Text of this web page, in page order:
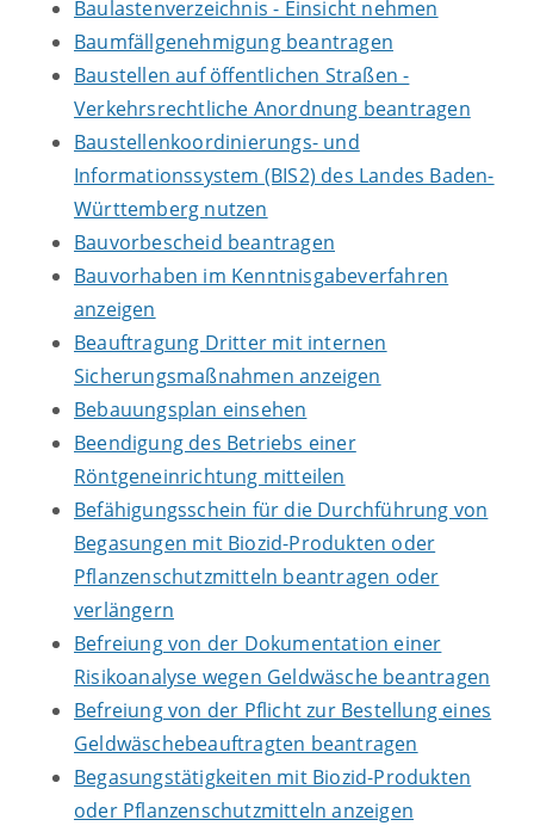
Baulastenverzeichnis - Einsicht nehmen
Baumfällgenehmigung beantragen
Baustellen auf öffentlichen Straßen -
Verkehrsrechtliche Anordnung beantragen
Baustellenkoordinierungs- und
Informationssystem (BIS2) des Landes Baden-
Württemberg nutzen
Bauvorbescheid beantragen
Bauvorhaben im Kenntnisgabeverfahren
anzeigen
Beauftragung Dritter mit internen
Sicherungsmaßnahmen anzeigen
Bebauungsplan einsehen
Beendigung des Betriebs einer
Röntgeneinrichtung mitteilen
Befähigungsschein für die Durchführung von
Begasungen mit Biozid-Produkten oder
Pflanzenschutzmitteln beantragen oder
verlängern
Befreiung von der Dokumentation einer
Risikoanalyse wegen Geldwäsche beantragen
Befreiung von der Pflicht zur Bestellung eines
Geldwäschebeauftragten beantragen
Begasungstätigkeiten mit Biozid-Produkten
oder Pflanzenschutzmitteln anzeigen